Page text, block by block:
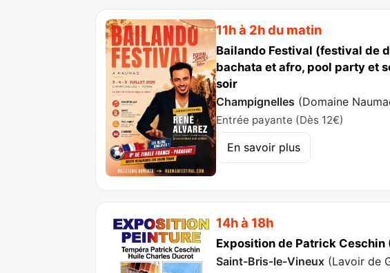
11h à 2h du matin
Bailando Festival (festival de
bachata et afro, pool party et
soir
Champignelles (Domaine
Entrée payante (Dès 12€)
En savoir plus
14h à 18h
Exposition de Patrick
Saint-Bris-le-Vineux (Lavoir de